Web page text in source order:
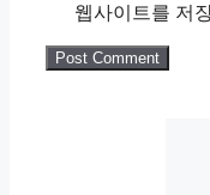
웹사이트를 저